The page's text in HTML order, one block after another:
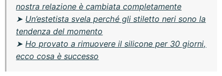
nostra relazione è cambiata completamente
➤ Un’estetista svela perché gli stiletto neri sono la
tendenza del momento
➤Ho provato a rimuovere il silicone per 30 giorni,
ecco cosa è successo